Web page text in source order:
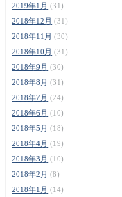
2019年1月 (31)
2018年12月 (31)
2018年11月 (30)
2018年10月 (31)
2018年9月 (30)
2018年8月 (31)
2018年7月 (24)
2018年6月 (10)
2018年5月 (18)
2018年4月 (19)
2018年3月 (10)
2018年2月 (8)
2018年1月 (14)